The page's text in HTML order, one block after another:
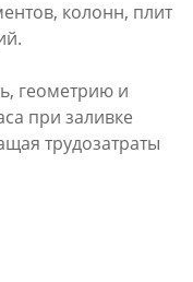
колонн, плит
геометрию и
при заливке
трудозатраты